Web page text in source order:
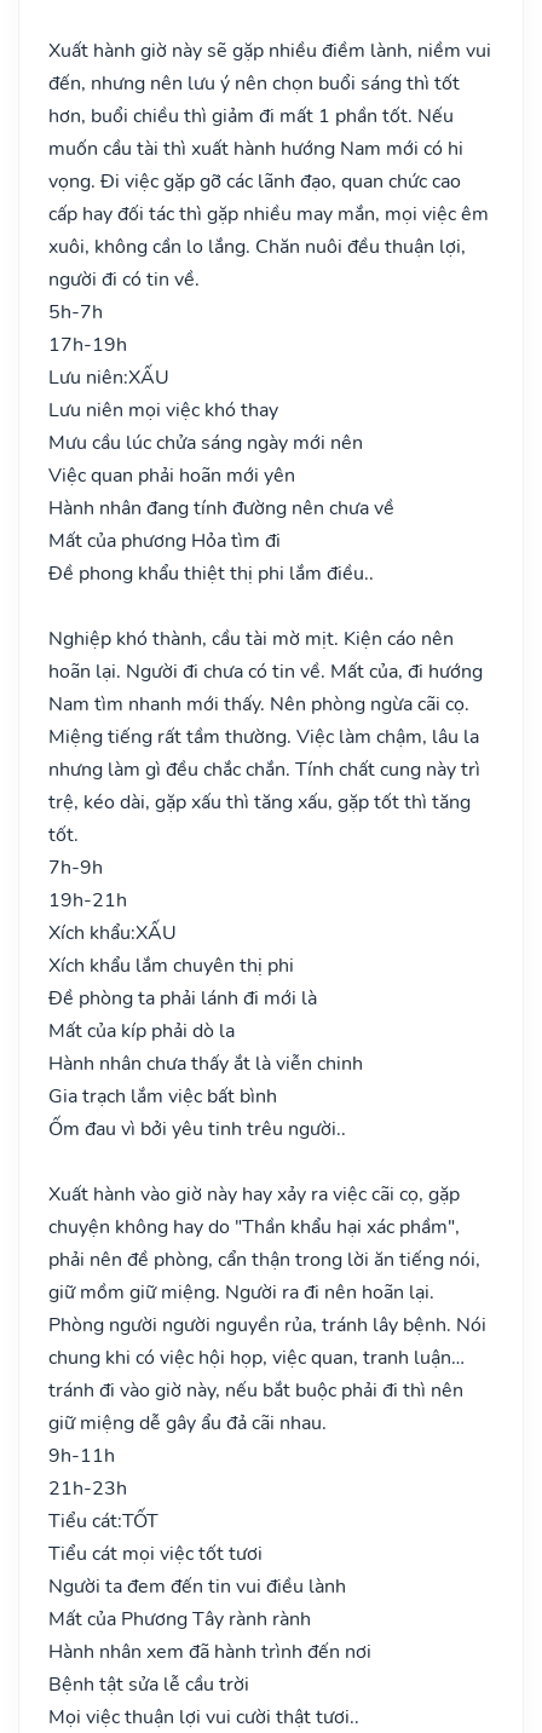
Xuất hành giờ này sẽ gặp nhiều điềm lành, niềm vui
đến, nhưng nên lưu ý nên chọn buổi sáng thì tốt
hơn, buổi chiều thì giảm đi mất 1 phần tốt. Nếu
muốn cầu tài thì xuất hành hướng Nam mới có hi
vọng. Đi việc gặp gỡ các lãnh đạo, quan chức cao
cấp hay đối tác thì gặp nhiều may mắn, mọi việc êm
xuôi, không cần lo lắng. Chăn nuôi đều thuận lợi,
người đi có tin về.
5h-7h
17h-19h
Lưu niên:XẤU
Lưu niên mọi việc khó thay
Mưu cầu lúc chửa sáng ngày mới nên
Việc quan phải hoãn mới yên
Hành nhân đang tính đường nên chưa về
Mất của phương Hỏa tìm đi
Đề phong khẩu thiệt thị phi lắm điều..
Nghiệp khó thành, cầu tài mờ mịt. Kiện cáo nên
hoãn lại. Người đi chưa có tin về. Mất của, đi hướng
Nam tìm nhanh mới thấy. Nên phòng ngừa cãi cọ.
Miệng tiếng rất tầm thường. Việc làm chậm, lâu la
nhưng làm gì đều chắc chắn. Tính chất cung này trì
trệ, kéo dài, gặp xấu thì tăng xấu, gặp tốt thì tăng
tốt.
7h-9h
19h-21h
Xích khẩu:XẤU
Xích khẩu lắm chuyên thị phi
Đề phòng ta phải lánh đi mới là
Mất của kíp phải dò la
Hành nhân chưa thấy ắt là viễn chinh
Gia trạch lắm việc bất bình
Ốm đau vì bởi yêu tinh trêu người..
Xuất hành vào giờ này hay xảy ra việc cãi cọ, gặp
chuyện không hay do "Thần khẩu hại xác phầm",
phải nên đề phòng, cẩn thận trong lời ăn tiếng nói,
giữ mồm giữ miệng. Người ra đi nên hoãn lại.
Phòng người người nguyền rủa, tránh lây bệnh. Nói
chung khi có việc hội họp, việc quan, tranh luận…
tránh đi vào giờ này, nếu bắt buộc phải đi thì nên
giữ miệng dễ gây ẩu đả cãi nhau.
9h-11h
21h-23h
Tiểu cát:TỐT
Tiểu cát mọi việc tốt tươi
Người ta đem đến tin vui điều lành
Mất của Phương Tây rành rành
Hành nhân xem đã hành trình đến nơi
Bệnh tật sửa lễ cầu trời
Mọi việc thuận lợi vui cười thật tươi..